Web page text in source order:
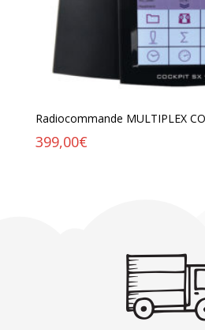
Radiocommande MULTIPLEX
399,00€